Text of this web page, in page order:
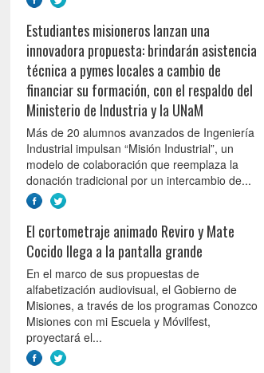
Estudiantes misioneros lanzan una
innovadora propuesta: brindarán asistencia
técnica a pymes locales a cambio de
financiar su formación, con el respaldo del
Ministerio de Industria y la UNaM
Más de 20 alumnos avanzados de Ingeniería
Industrial impulsan “Misión Industrial”, un
modelo de colaboración que reemplaza la
donación tradicional por un intercambio de...
El cortometraje animado Reviro y Mate
Cocido llega a la pantalla grande
En el marco de sus propuestas de
alfabetización audiovisual, el Gobierno de
Misiones, a través de los programas Conozco
Misiones con mi Escuela y Móvilfest,
proyectará el...